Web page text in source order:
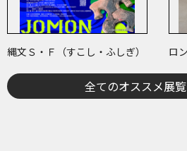
縄文Ｓ・Ｆ（すこし・ふしぎ） ロ
全てのオススメ展